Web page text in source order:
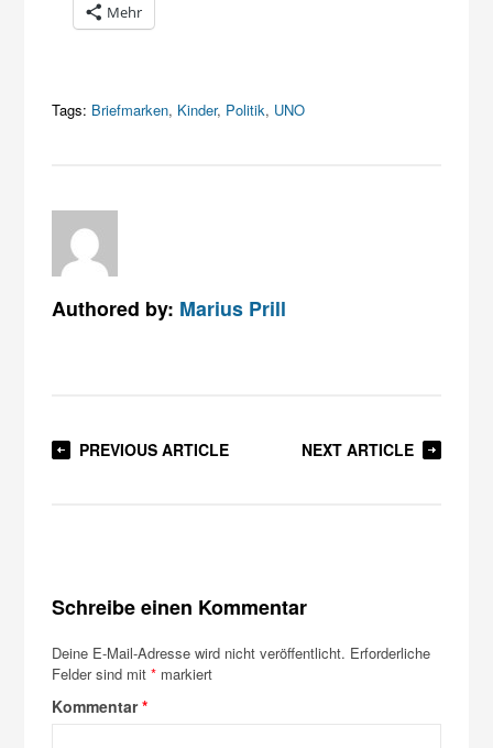
Mehr
Tags: Briefmarken, Kinder, Politik, UNO
Authored by: Marius Prill
PREVIOUS ARTICLE NEXT ARTICLE
Schreibe einen Kommentar
Deine E-Mail-Adresse wird nicht veröffentlicht. Erforderliche
Felder sind mit* markiert
Kommentar*